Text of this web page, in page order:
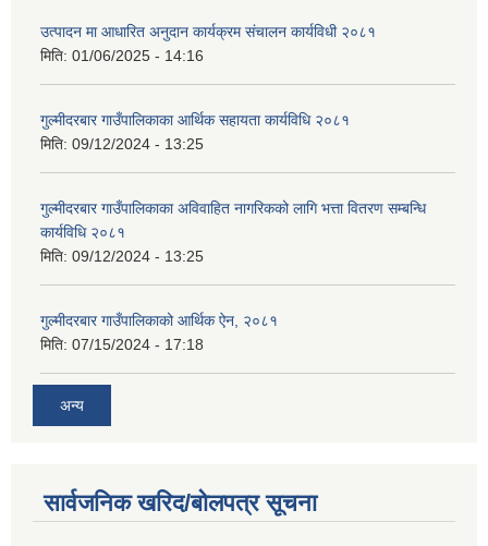
उत्पादन मा आधारित अनुदान कार्यक्रम संचालन कार्यविधी २०८१
मिति: 01/06/2025 - 14:16
गुल्मीदरबार गाउँपालिकाका आर्थिक सहायता कार्यविधि २०८१
मिति: 09/12/2024 - 13:25
गुल्मीदरबार गाउँपालिकाका अविवाहित नागरिकको लागि भत्ता वितरण सम्बन्धि
कार्यविधि २०८१
मिति: 09/12/2024 - 13:25
गुल्मीदरबार गाउँपालिकाको आर्थिक ऐन, २०८१
मिति: 07/15/2024 - 17:18
अन्य
सार्वजनिक खरिद/बोलपत्र सूचना